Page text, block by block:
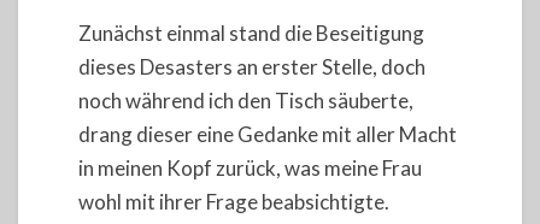
Zunächst einmal stand die Beseitigung
dieses Desasters an erster Stelle, doch
noch während ich den Tisch säuberte,
drang dieser eine Gedanke mit aller Macht
in meinen Kopf zurück, was meine Frau
wohl mit ihrer Frage beabsichtigte.